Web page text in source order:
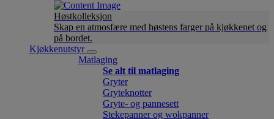
Høstkolleksjon
Skap en atmosfære med høstens farger på kjøkkenet og
på bordet.
Kjøkkenutstyr
Matlaging
Se alt til matlaging
Gryter
Gryteknotter
Gryte- og pannesett
Stekepanner og wokpanner